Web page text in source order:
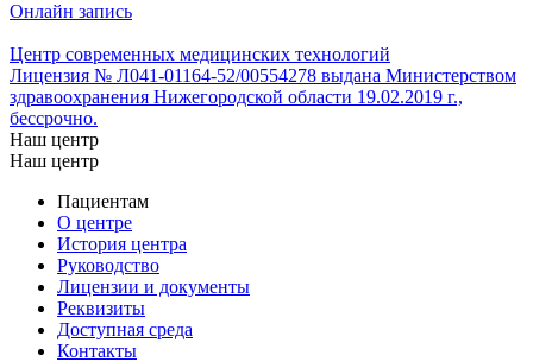
Онлайн запись
Центр современных медицинских технологий
Лицензия № Л041-01164-52/00554278 выдана Министерством
здравоохранения Нижегородской области 19.02.2019 г.,
бессрочно.
Наш центр
Наш центр
Пациентам
О центре
История центра
Руководство
Лицензии и документы
Реквизиты
Доступная среда
Контакты